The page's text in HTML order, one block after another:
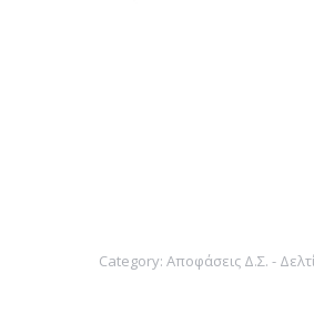
Category: Αποφάσεις Δ.Σ. -